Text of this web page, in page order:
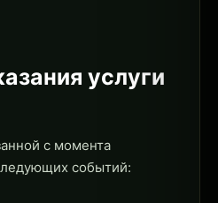
услуги
с момента
событий: